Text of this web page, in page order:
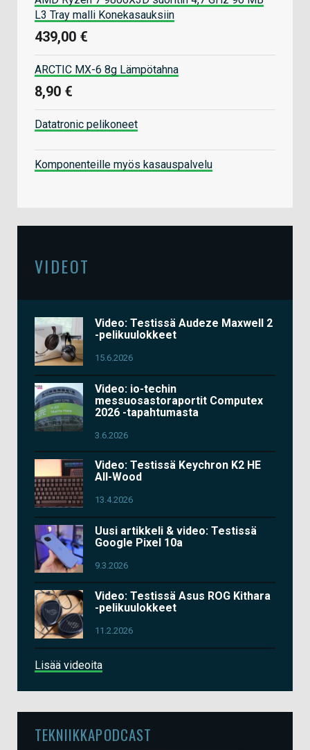
L3 Tray malli Konekasauksiin
439,00 €
ARCTIC MX-6 8g Lämpötahna
8,90 €
Datatronic pelikoneet
Komponenteille myös kasauspalvelu
VIDEOT
Video: Testissä Audeze Maxwell 2
-pelikuulokkeet
15.6.2026
Video: io-techin
messuosastoraportit Computex
2026 -tapahtumasta
3.6.2026
Video: Testissä Keychron K2 HE
All-Wood
13.4.2026
Uusi artikkeli & video: Testissä
Google Pixel 10a
9.3.2026
Video: Testissä Asus ROG Kithara
-pelikuulokkeet
11.2.2026
Lisää videoita
TEKNIIKKAPODCAST